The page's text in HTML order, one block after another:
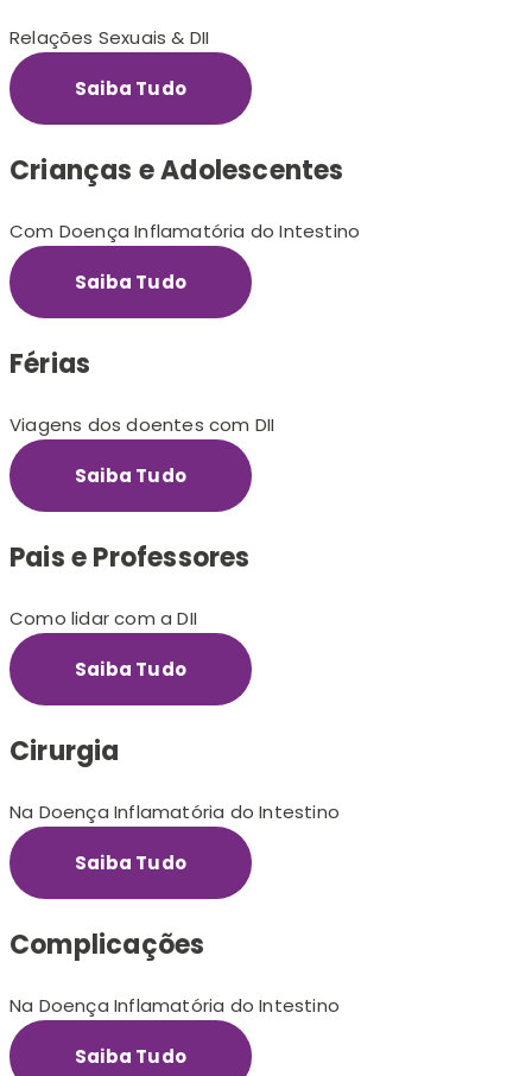
Relações Sexuais & DII
Saiba Tudo
Crianças e Adolescentes
Com Doença Inflamatória do Intestino
Saiba Tudo
Férias
Viagens dos doentes com DII
Saiba Tudo
Pais e Professores
Como lidar com a DII
Saiba Tudo
Cirurgia
Na Doença Inflamatória do Intestino
Saiba Tudo
Complicações
Na Doença Inflamatória do Intestino
Saiba Tudo